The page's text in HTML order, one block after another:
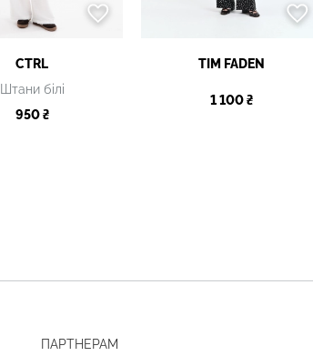
CTRL
Штани білі
950 ₴
TIM FADEN
1 100 ₴
ПАРТНЕРАМ